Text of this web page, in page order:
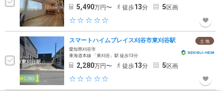
5,490万円〜 徒歩13分 5区画
土 地
スマートハイムプレイス刈谷市東刈谷駅
愛知県刈谷市
東海道本線 「東刈谷」駅 徒歩13分
2,280万円〜 徒歩13分 5区画